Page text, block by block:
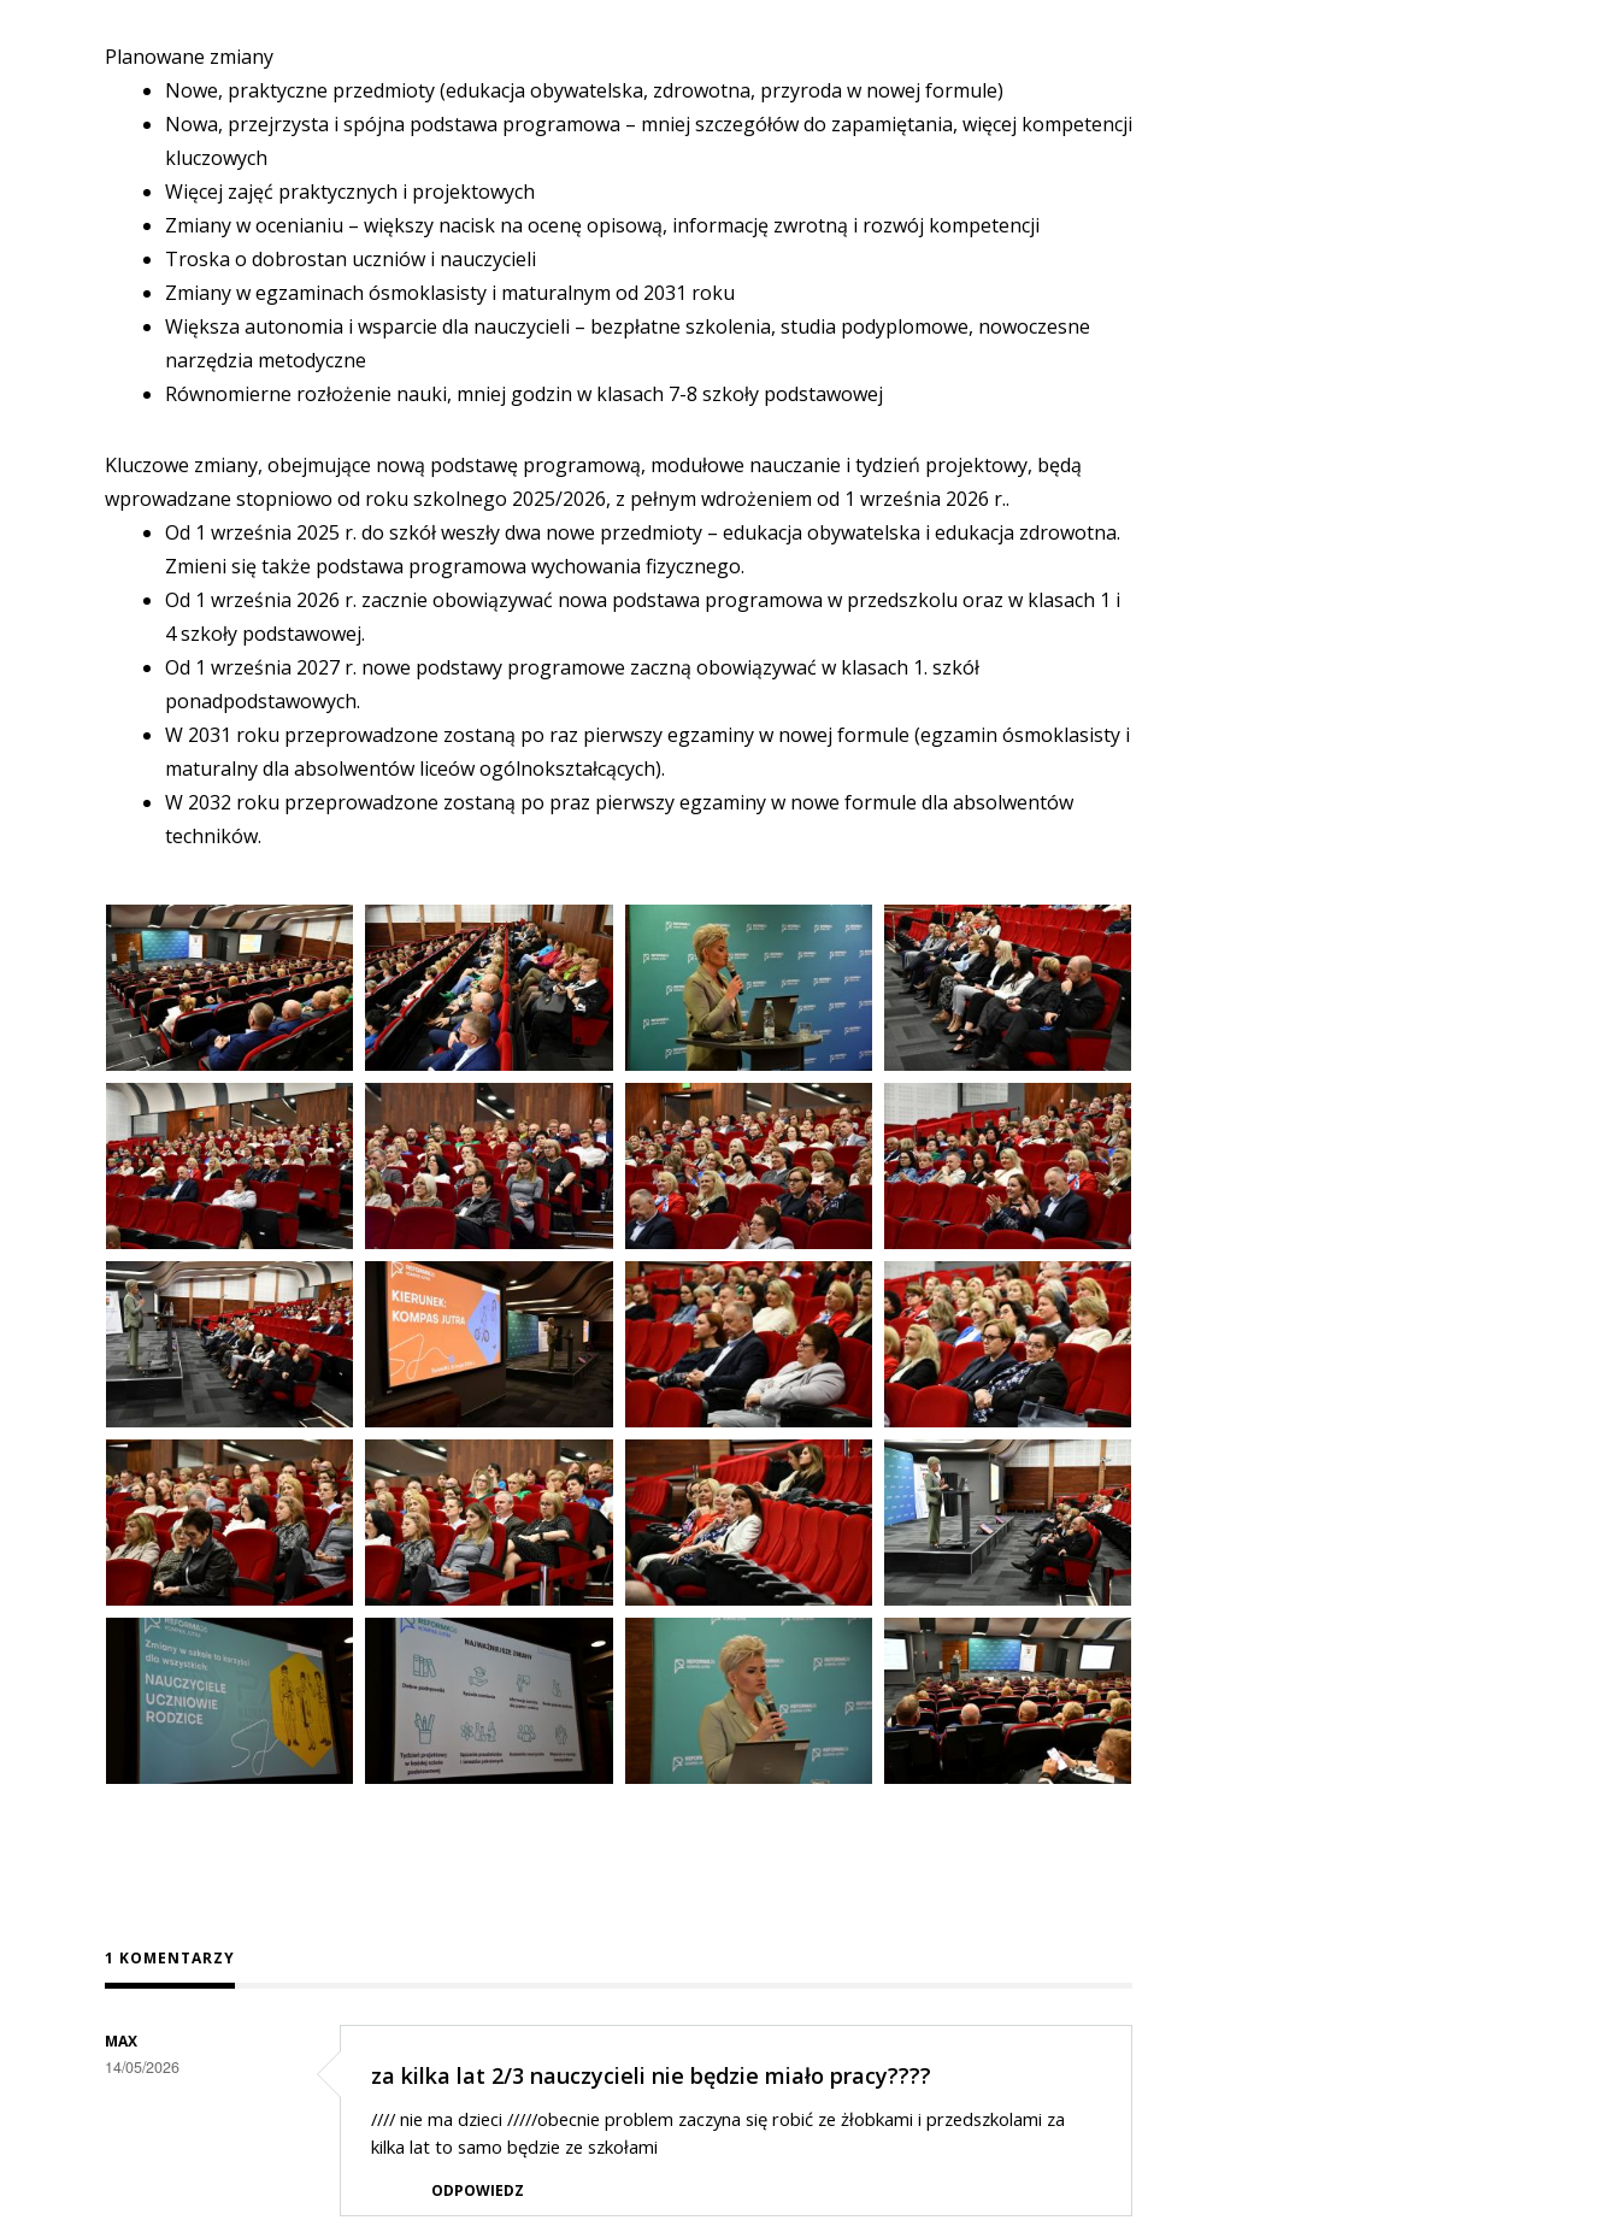
Planowane zmiany
Nowe, praktyczne przedmioty (edukacja obywatelska, zdrowotna, przyroda w nowej formule)
Nowa, przejrzysta i spójna podstawa programowa – mniej szczegółów do zapamiętania, więcej kompetencji
kluczowych
Więcej zajęć praktycznych i projektowych
Zmiany w ocenianiu – większy nacisk na ocenę opisową, informację zwrotną i rozwój kompetencji
Troska o dobrostan uczniów i nauczycieli
Zmiany w egzaminach ósmoklasisty i maturalnym od 2031 roku
Większa autonomia i wsparcie dla nauczycieli – bezpłatne szkolenia, studia podyplomowe, nowoczesne
narzędzia metodyczne
Równomierne rozłożenie nauki, mniej godzin w klasach 7-8 szkoły podstawowej
Kluczowe zmiany, obejmujące nową podstawę programową, modułowe nauczanie i tydzień projektowy, będą
wprowadzane stopniowo od roku szkolnego 2025/2026, z pełnym wdrożeniem od 1 września 2026 r..
Od 1 września 2025 r. do szkół weszły dwa nowe przedmioty – edukacja obywatelska i edukacja zdrowotna.
Zmieni się także podstawa programowa wychowania fizycznego.
Od 1 września 2026 r. zacznie obowiązywać nowa podstawa programowa w przedszkolu oraz w klasach 1 i
4 szkoły podstawowej.
Od 1 września 2027 r. nowe podstawy programowe zaczną obowiązywać w klasach 1. szkół
ponadpodstawowych.
W 2031 roku przeprowadzone zostaną po raz pierwszy egzaminy w nowej formule (egzamin ósmoklasisty i
maturalny dla absolwentów liceów ogólnokształcących).
W 2032 roku przeprowadzone zostaną po praz pierwszy egzaminy w nowe formule dla absolwentów
techników.
1 KOMENTARZY
MAX
14/05/2026 za kilka lat 2/3 nauczycieli nie będzie miało pracy????
//// nie ma dzieci /////obecnie problem zaczyna się robić ze żłobkami i przedszkolami za
kilka lat to samo będzie ze szkołami
ODPOWIEDZ